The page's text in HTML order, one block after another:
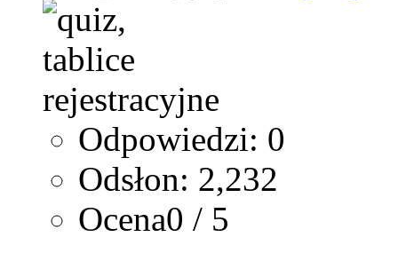
Odpowiedzi: 0
Odsłon: 2,232
Ocena0 / 5